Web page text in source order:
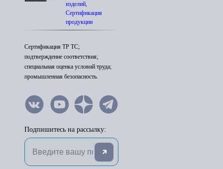
изделий,
Сертификация
продукции
Сертификация ТР ТС;
подтверждение соответствия;
специальная оценка условий труда;
промышленная безопасность.
Подпишитесь на рассылку: